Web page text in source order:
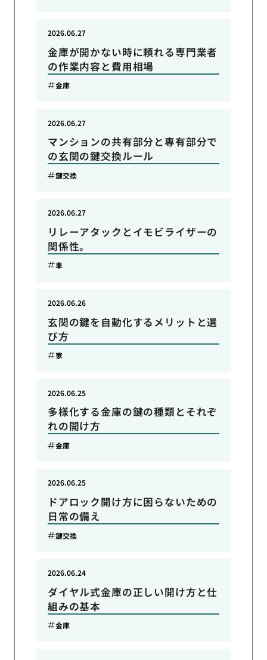
金庫が開かない時に頼れる専門業者
の作業内容と費用相場
2026.06.27
金庫
マンションの共有部分と専有部分で
の玄関の鍵交換ルール
2026.06.27
鍵交換
リレーアタックとイモビライザーの
関係性。
2026.06.27
車
玄関の鍵を自動化するメリットと選
び方
2026.06.26
家
多様化する金庫の鍵の種類とそれぞ
れの開け方
2026.06.25
金庫
ドアロック開け方に困らないための
日常の備え
2026.06.25
鍵交換
ダイヤル式金庫の正しい開け方と仕
組みの基本
2026.06.24
金庫